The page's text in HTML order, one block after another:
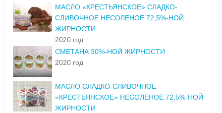
МАСЛО «КРЕСТЬЯНСКОЕ» СЛАДКО-
СЛИВОЧНОЕ НЕСОЛЕНОЕ 72,5%-НОЙ
ЖИРНОСТИ
2020 год
СМЕТАНА 30%-НОЙ ЖИРНОСТИ
2020 год
МАСЛО СЛАДКО-СЛИВОЧНОЕ
«КРЕСТЬЯНСКОЕ» НЕСОЛЕНОЕ 72,5%-НОЙ
ЖИРНОСТИ